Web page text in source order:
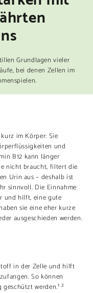
Grundlagen vieler
bei denen Zellen im
im Körper: Sie
und
B12 kann länger
nicht braucht, filtert die
Urin aus – deshalb ist
sinnvoll. Die Einnahme
und hilft, eine gute
sie eine eher kurze
ausgeschieden werden.
in der Zelle und hilft
So können
werden.¹ ²